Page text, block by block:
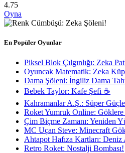
4.75
Oyna
En Popüler Oyunlar
Piksel Blok Çılgınlığı: Zeka
Oyuncak Matematik: Zeka
Dama Şöleni: İngiliz Dama
Bebek Taylor: Kafe Şefi ☕
Kahramanlar A.Ş.: Süper
Roket Yumruk Online:
Çim Biçme Zamanı: Yeniden
MC Uçan Steve: Minecraft
Ahtapot Hafıza Kartları: Deniz
Retro Roket: Nostalji Bombası!